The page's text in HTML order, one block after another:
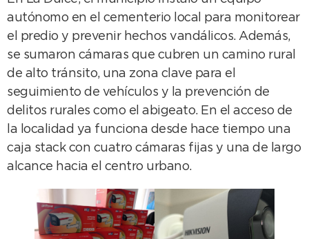
autónomo en el cementerio local para monitorear
el predio y prevenir hechos vandálicos. Además,
se sumaron cámaras que cubren un camino rural
de alto tránsito, una zona clave para el
seguimiento de vehículos y la prevención de
delitos rurales como el abigeato. En el acceso de
la localidad ya funciona desde hace tiempo una
caja stack con cuatro cámaras fijas y una de largo
alcance hacia el centro urbano.